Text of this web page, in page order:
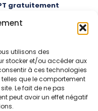
utilisons des
stocker et/ou accéder aux
à ces technologies
que le comportement
Le fait de ne pas
peut avoir un effet négatif
gratuitement